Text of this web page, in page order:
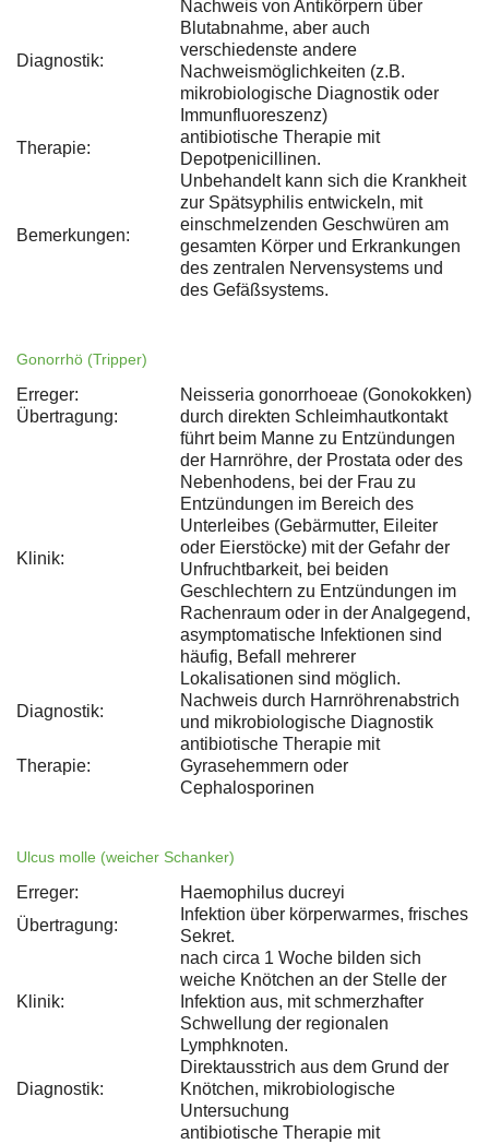
Diagnostik:
Nachweis von Antikörpern über
Blutabnahme, aber auch
verschiedenste andere
Nachweismöglichkeiten (z.B.
mikrobiologische Diagnostik oder
Immunfluoreszenz)
Therapie:
antibiotische Therapie mit
Depotpenicillinen.
Bemerkungen:
Unbehandelt kann sich die Krankheit
zur Spätsyphilis entwickeln, mit
einschmelzenden Geschwüren am
gesamten Körper und Erkrankungen
des zentralen Nervensystems und
des Gefäßsystems.
Gonorrhö (Tripper)
Erreger:
Neisseria gonorrhoeae (Gonokokken)
Übertragung:
durch direkten Schleimhautkontakt
Klinik:
führt beim Manne zu Entzündungen
der Harnröhre, der Prostata oder des
Nebenhodens, bei der Frau zu
Entzündungen im Bereich des
Unterleibes (Gebärmutter, Eileiter
oder Eierstöcke) mit der Gefahr der
Unfruchtbarkeit, bei beiden
Geschlechtern zu Entzündungen im
Rachenraum oder in der Analgegend,
asymptomatische Infektionen sind
häufig, Befall mehrerer
Lokalisationen sind möglich.
Diagnostik:
Nachweis durch Harnröhrenabstrich
und mikrobiologische Diagnostik
Therapie:
antibiotische Therapie mit
Gyrasehemmern oder
Cephalosporinen
Ulcus molle (weicher Schanker)
Erreger:
Haemophilus ducreyi
Übertragung:
Infektion über körperwarmes, frisches
Sekret.
Klinik:
nach circa 1 Woche bilden sich
weiche Knötchen an der Stelle der
Infektion aus, mit schmerzhafter
Schwellung der regionalen
Lymphknoten.
Diagnostik:
Direktausstrich aus dem Grund der
Knötchen, mikrobiologische
Untersuchung
antibiotische Therapie mit